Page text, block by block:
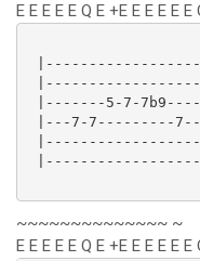
E E E E E Q E +E E E E E E
|-------5-7-
|---7-7---------
~~~~~~~~~~~~~~ ~
E E E E E Q E +E E E E E E